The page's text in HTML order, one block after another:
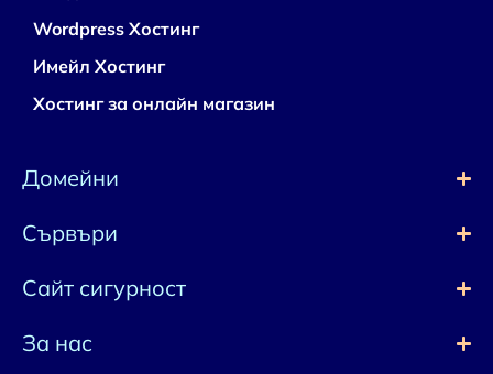
Wordpress Хостинг
Имейл Хостинг
Хостинг за онлайн магазин
Домейни
Сървъри
Сайт сигурност
За нас